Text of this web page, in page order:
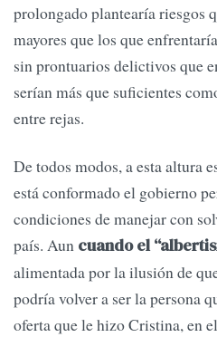
prolongado plantearía riesgos
mayores que los que
sin prontuarios delictivos que
serían más que suficientes
entre rejas.
De todos modos, a esta altura
está conformado el gobierno
condiciones de manejar con
país. Aun cuando el
alimentada por la ilusión de
podría volver a ser la persona
oferta que le hizo Cristina, en